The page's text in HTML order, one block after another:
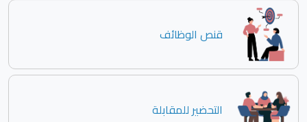
قنص الوظائف
التحضير للمقابلة